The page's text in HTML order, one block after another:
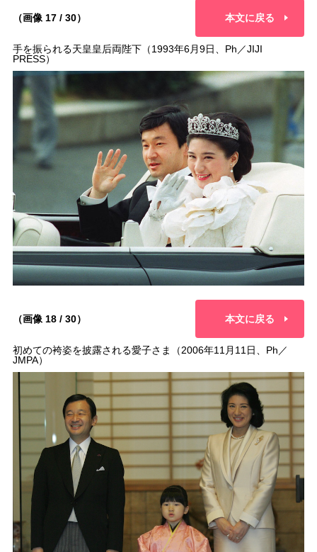
（画像 17 / 30） 本文に戻る
手を振られる天皇皇后両陛下（1993年6月9日、Ph／JIJI
PRESS）
（画像 18 / 30） 本文に戻る
初めての袴姿を披露される愛子さま（2006年11月11日、Ph／
JMPA）